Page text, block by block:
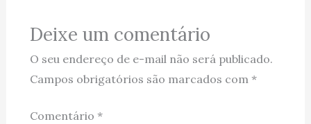
Deixe um comentário
O seu endereço de e-mail não será publicado.
Campos obrigatórios são marcados com *
Comentário *